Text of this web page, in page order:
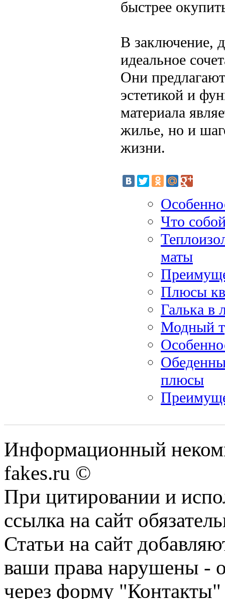
быстрее
В заключение,
идеальное
Они
эстетикой и
материала
жилье, но и
жизни.
Что
маты
Плюсы
Галька в
Модный
плюсы
Информационный
fakes.ru ©
При цитировании и
ссылка на сайт
Статьи на сайт
ваши права нарушены -
через форму "Контакты"